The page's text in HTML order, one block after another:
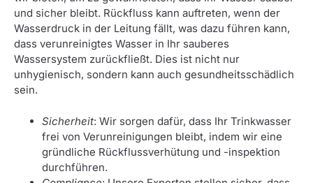
und sicher bleibt. Rückfluss kann auftreten, wenn der
Wasserdruck in der Leitung fällt, was dazu führen kann,
dass verunreinigtes Wasser in Ihr sauberes
Wassersystem zurückfließt. Dies ist nicht nur
unhygienisch, sondern kann auch gesundheitsschädlich
sein.
Sicherheit: Wir sorgen dafür, dass Ihr Trinkwasser
frei von Verunreinigungen bleibt, indem wir eine
gründliche Rückflussverhütung und -inspektion
durchführen.